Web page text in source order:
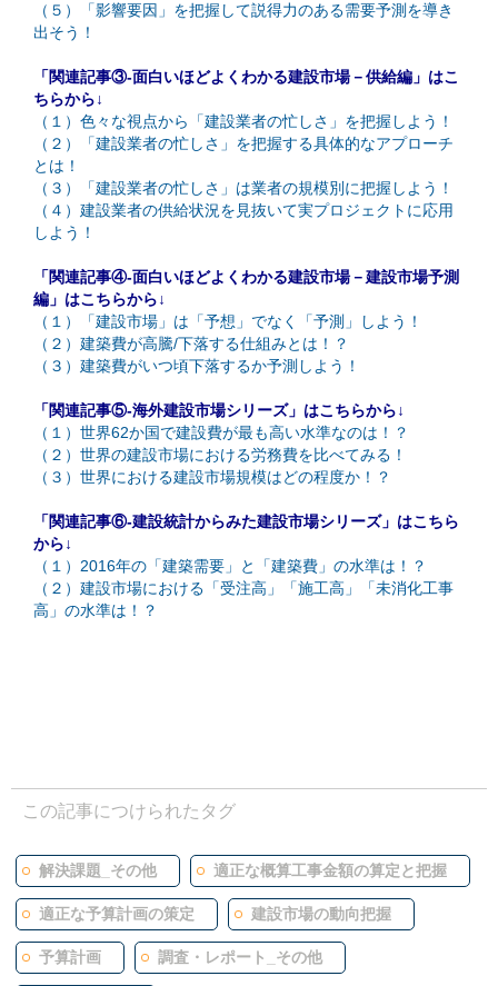
（５）「影響要因」を把握して説得力のある需要予測を導き
出そう！
「関連記事③-面白いほどよくわかる建設市場－供給編」はこ
ちらから↓
（１）色々な視点から「建設業者の忙しさ」を把握しよう！
（２）「建設業者の忙しさ」を把握する具体的なアプローチ
とは！
（３）「建設業者の忙しさ」は業者の規模別に把握しよう！
（４）建設業者の供給状況を見抜いて実プロジェクトに応用
しよう！
「関連記事④-面白いほどよくわかる建設市場－建設市場予測
編」はこちらから↓
（１）「建設市場」は「予想」でなく「予測」しよう！
（２）建築費が高騰/下落する仕組みとは！？
（３）建築費がいつ頃下落するか予測しよう！
「関連記事⑤-海外建設市場シリーズ」はこちらから↓
（１）世界62か国で建設費が最も高い水準なのは！？
（２）世界の建設市場における労務費を比べてみる！
（３）世界における建設市場規模はどの程度か！？
「関連記事⑥-建設統計からみた建設市場シリーズ」はこちら
から↓
（１）2016年の「建築需要」と「建築費」の水準は！？
（２）建設市場における「受注高」「施工高」「未消化工事
高」の水準は！？
この記事につけられたタグ
解決課題_その他 適正な概算工事金額の算定と把握
適正な予算計画の策定 建設市場の動向把握
予算計画 調査・レポート_その他